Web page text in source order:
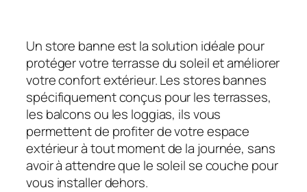
Un store banne est la solution idéale pour
protéger votre terrasse du soleil et améliorer
votre confort extérieur. Les stores bannes
spécifiquement conçus pour les terrasses,
les balcons ou les loggias, ils vous
permettent de profiter de votre espace
extérieur à tout moment de la journée, sans
avoir à attendre que le soleil se couche pour
vous installer dehors.